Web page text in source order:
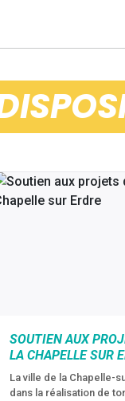
SOUTIEN AUX
LA CHAPELLE SUR
La ville de la Chapelle-
dans la réalisation de